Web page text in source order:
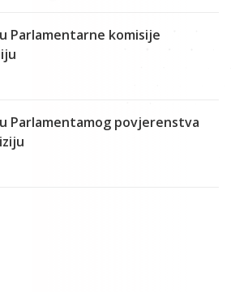
Parlamentarne komisije
Parlamentamog povjerenstva